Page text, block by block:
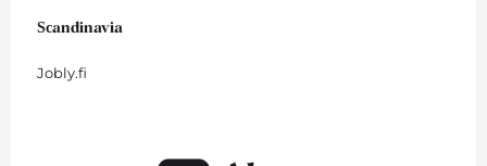
Scandinavia
Jobly.fi